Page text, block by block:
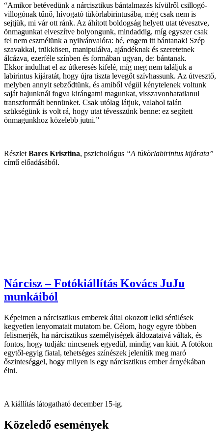
“Amikor betévedünk a nárcisztikus bántalmazás kívülről csillogó-
villogónak tűnő, hívogató tükörlabirintusába, még csak nem is
sejtjük, mi vár ott ránk. Az áhított boldogság helyett utat tévesztve,
önmagunkat elveszítve bolyongunk, mindaddig, míg egyszer csak
fel nem eszmélünk a nyilvánvalóra: hé, engem itt bántanak! Szép
szavakkal, trükkösen, manipulálva, ajándéknak és szeretetnek
álcázva, ezerféle színben és formában ugyan, de: bántanak.
Ekkor indulhat el az útkeresés kifelé, míg meg nem találjuk a
labirintus kijáratát, hogy újra tiszta levegőt szívhassunk. Az útvesztő,
melyben annyit sebződtünk, és amiből végül kénytelenek voltunk
saját hajunknál fogva kirángatni magunkat, visszavonhatatlanul
transzformált bennünket. Csak utólag látjuk, valahol talán
szükségünk is volt rá, hogy utat tévesszünk benne: ez segített
önmagunkhoz közelebb jutni.”
Részlet Barcs Krisztina, pszichológus “A tükörlabirintus kijárata”
című előadásából.
Nárcisz – Fotókiállítás Kovács JuJu
munkáiból
Képeimen a nárcisztikus emberek által okozott lelki sérülések
kegyetlen lenyomatait mutatom be. Célom, hogy egyre többen
felismerjék, ha nárcisztikus személyiségek áldozataivá váltak, és
fontos, hogy tudják: nincsenek egyedül, mindig van kiút. A fotókon
egytől-egyig fiatal, tehetséges színészek jelenítik meg maró
őszinteséggel, hogy milyen is egy nárcisztikus ember árnyékában
élni.
A kiállítás látogatható december 15-ig.
Közeledő események